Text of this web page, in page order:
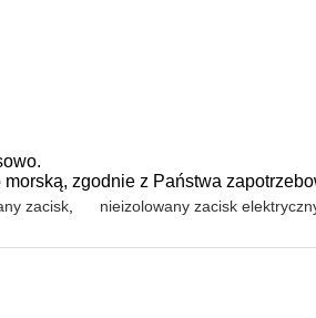
zgodnie z Państwa
zacisk nieizolowany zacisk